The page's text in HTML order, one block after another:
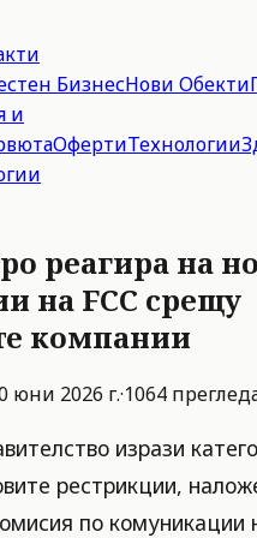
БизнесНови Обекти
и
ОфертиТехнологии
реагира на
на FCC срещу
компании
юни 2026 г.·1064
изрази
рестрикции,
по